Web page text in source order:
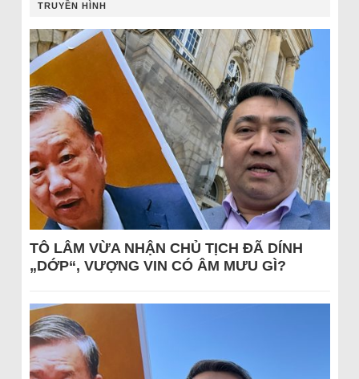
TRUYỀN HÌNH
TÔ LÂM VỪA NHẬN CHỦ TỊCH ĐÃ DÍNH
„DỚP“, VƯỢNG VIN CÓ ÂM MƯU GÌ?